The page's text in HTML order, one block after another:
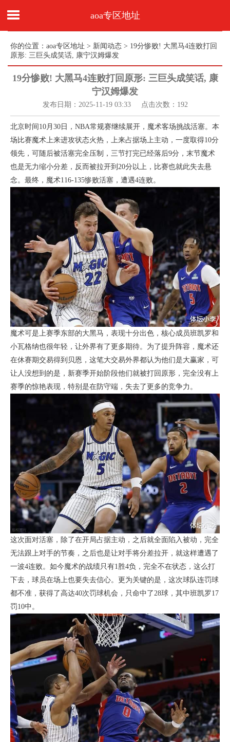
aoa专区地址
你的位置： aoa专区地址 > 新闻动态 > 19分惨败! 大黑马4连败打回
原形: 三巨头成笑话, 康宁汉姆爆发
19分惨败! 大黑马4连败打回原形: 三巨头成笑话, 康
宁汉姆爆发
发布日期：2025-11-19 03:33 点击次数：192
北京时间10月30日，NBA常规赛继续展开，魔术客场挑战活塞。本
场比赛魔术上来进攻状态火热，上来占据场上主动，一度取得10分
领先，可随后被活塞完全压制，三节打完已经落后9分，末节魔术
也是无力缩小分差，反而被拉开到20分以上，比赛也就此失去悬
念。最终，魔术116-135惨败活塞，遭遇4连败。
魔术可是上赛季东部的大黑马，表现十分出色，核心成员班凯罗和
小瓦格纳也很年轻，让外界有了更多期待。为了提升阵容，魔术还
在休赛期交易得到贝恩，这笔大交易外界都认为他们是大赢家，可
让人没想到的是，新赛季开始阶段他们就被打回原形，完全没有上
赛季的惊艳表现，特别是在防守端，失去了更多的竞争力。
这次面对活塞，除了在开局占据主动，之后就全面陷入被动，完全
无法跟上对手的节奏，之后也是让对手将分差拉开，就这样遭遇了
一波4连败。如今魔术的战绩只有1胜4负，完全不在状态，这么打
下去，球员在场上也要失去信心。更为关键的是，这次球队连罚球
都不准，获得了高达40次罚球机会，只命中了28球，其中班凯罗17
罚10中。